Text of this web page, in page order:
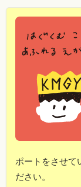
ポートをさせて
ださい。